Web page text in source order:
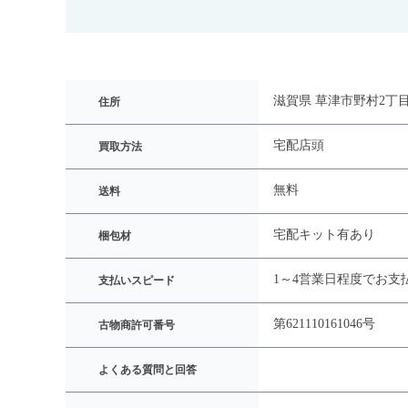
住所 滋賀県 草津市野村2丁
買取方法 宅配店頭
送料 無料
梱包材 宅配キット有あり
支払いスピード 1～4営業日程度でお支
古物商許可番号 第621110161046号
よくある質問と回答